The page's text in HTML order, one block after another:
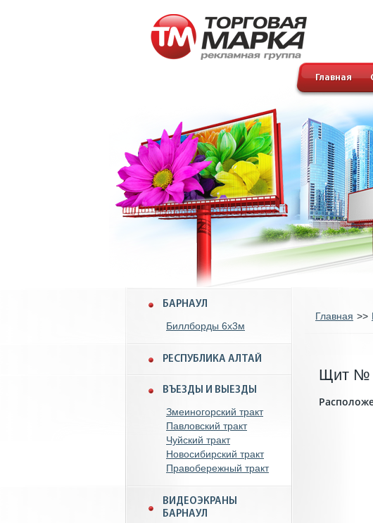
Главная
БАРНАУЛ
Биллборды 6x3м
РЕСПУБЛИКА АЛТАЙ
ВЪЕЗДЫ И ВЫЕЗДЫ
Змеиногорский тракт
Павловский тракт
Чуйский тракт
Новосибирский тракт
Правобережный тракт
ВИДЕОЭКРАНЫ
БАРНАУЛ
Главная >>
Щит №